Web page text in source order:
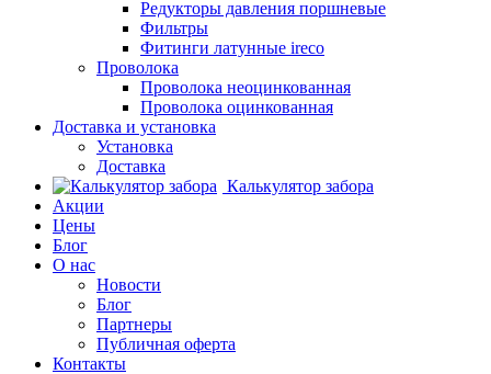
Редукторы давления поршневые
Фильтры
Фитинги латунные ireco
Проволока
Проволока неоцинкованная
Проволока оцинкованная
Доставка и установка
Установка
Доставка
Калькулятор забора
Акции
Цены
Блог
О нас
Новости
Блог
Партнеры
Публичная оферта
Контакты